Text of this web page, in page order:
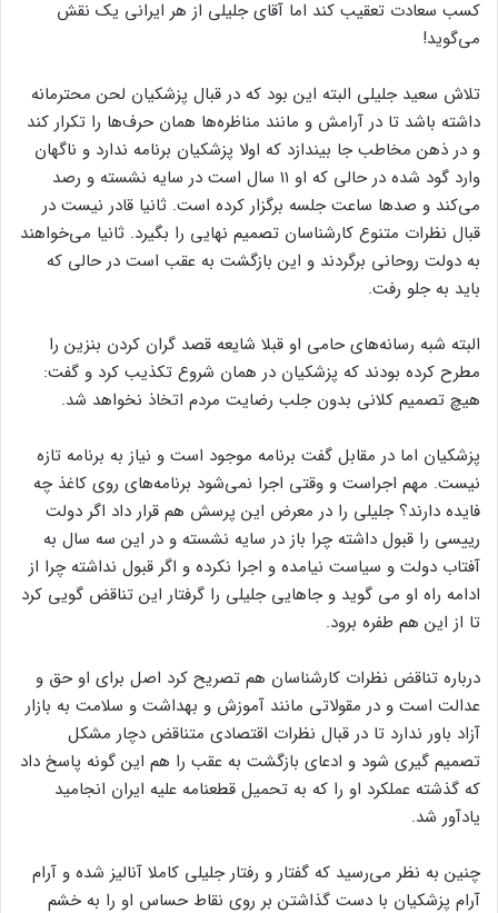
رییس جمهوری کارگردان یک نمایش و فیلم نیست که برای مردم
نقش تعریف کند. کارگزار مردم است و باید خواست آنان را با هدف
می‌گوید!
تلاش سعید جلیلی البته این بود که در قبال پزشکیان لحن محترمانه
داشته باشد تا در آرامش و مانند مناظره‌ها همان حرف‌ها را تکرار کند
و در ذهن مخاطب جا بیندازد که اولا پزشکیان برنامه ندارد و ناگهان
وارد گود شده در حالی که او ۱۱ سال است در سایه نشسته و رصد
می‌کند و صدها ساعت جلسه برگزار کرده است. ثانیا قادر نیست در
قبال نظرات متنوع کارشناسان تصمیم نهایی را بگیرد. ثانیا می‌خواهند
باید به جلو رفت.
البته شبه رسانه‌های حامی او قبلا شایعه قصد گران کردن بنزین را
هیچ تصمیم کلانی بدون جلب رضایت مردم اتخاذ نخواهد شد.
پزشکیان اما در مقابل گفت برنامه موجود است و نیاز به برنامه تازه
نیست. مهم اجرا‌ست و وقتی اجرا نمی‌شود برنامه‌های روی کاغذ چه
فایده دارند؟ جلیلی را در معرض این پرسش هم قرار داد اگر دولت
رییسی را قبول داشته چرا باز در سایه نشسته و در این سه سال به
آفتاب دولت و سیاست نیامده و اجرا نکرده و اگر قبول نداشته چرا از
تا از این هم طفره برود.
درباره تناقض نظرات کارشناسان هم تصریح کرد اصل برای او حق و
عدالت است و در مقولاتی مانند آموزش و بهداشت و سلامت به بازار
آزاد باور ندارد تا در قبال نظرات اقتصادی متناقض دچار مشکل
تصمیم گیری شود و ادعای بازگشت به عقب را هم این گونه پاسخ داد
یادآور شد.